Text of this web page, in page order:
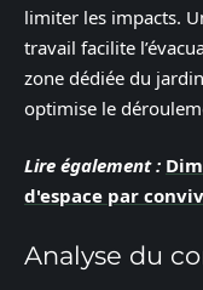
limiter les impacts.
travail facilite
zone dédiée du
optimise le
Lire également :
d'espace par
Analyse du